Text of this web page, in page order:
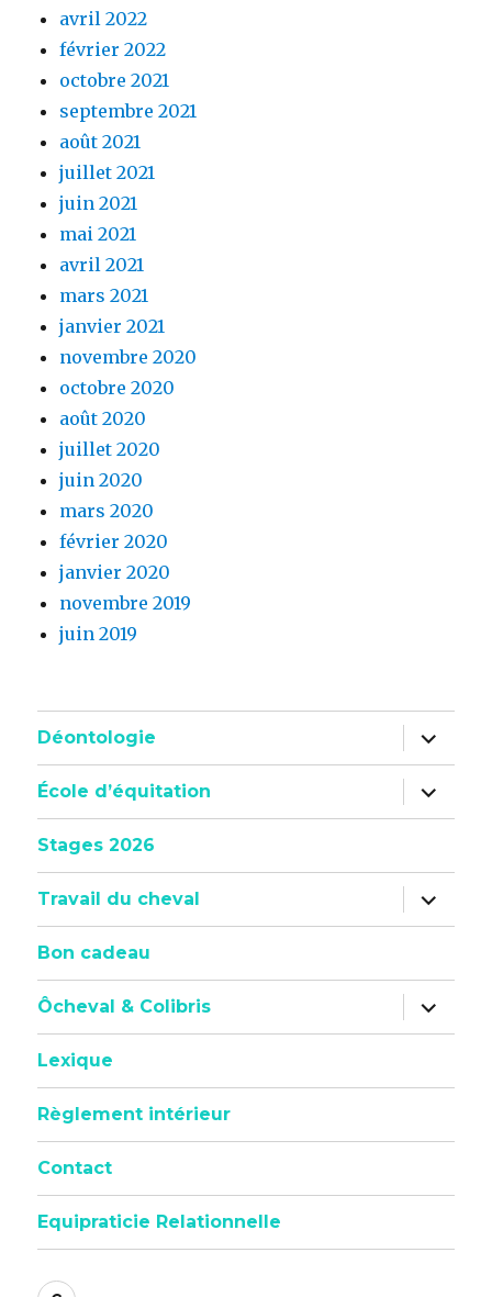
avril 2022
février 2022
octobre 2021
septembre 2021
août 2021
juillet 2021
juin 2021
mai 2021
avril 2021
mars 2021
janvier 2021
novembre 2020
octobre 2020
août 2020
juillet 2020
juin 2020
mars 2020
février 2020
janvier 2020
novembre 2019
juin 2019
Déontologie
ouvrir
le
sous-
menu
École d’équitation
ouvrir
le
sous-
Stages 2026
Travail du cheval
ouvrir
le
sous-
Bon cadeau
Ôcheval & Colibris
ouvrir
le
sous-
Lexique
Règlement intérieur
Contact
Equipraticie Relationnelle